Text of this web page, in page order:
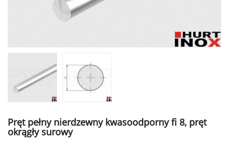
Pręt pełny nierdzewny kwasoodporny fi 8, pręt
okrągły surowy